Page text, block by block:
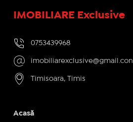
IMOBILIARE Exclusive
0753439968
imobiliarexclusive@gmail.con
Timisoara, Timis
Acasă